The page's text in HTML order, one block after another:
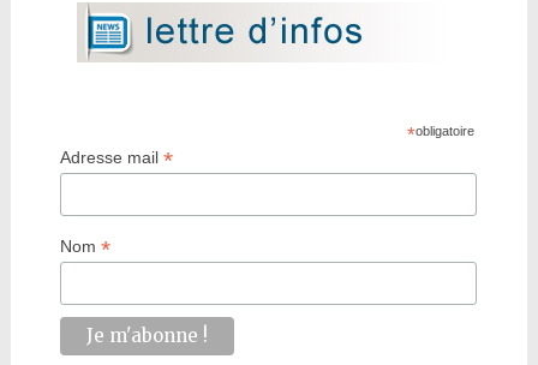
*obligatoire
Adresse mail*
Nom*